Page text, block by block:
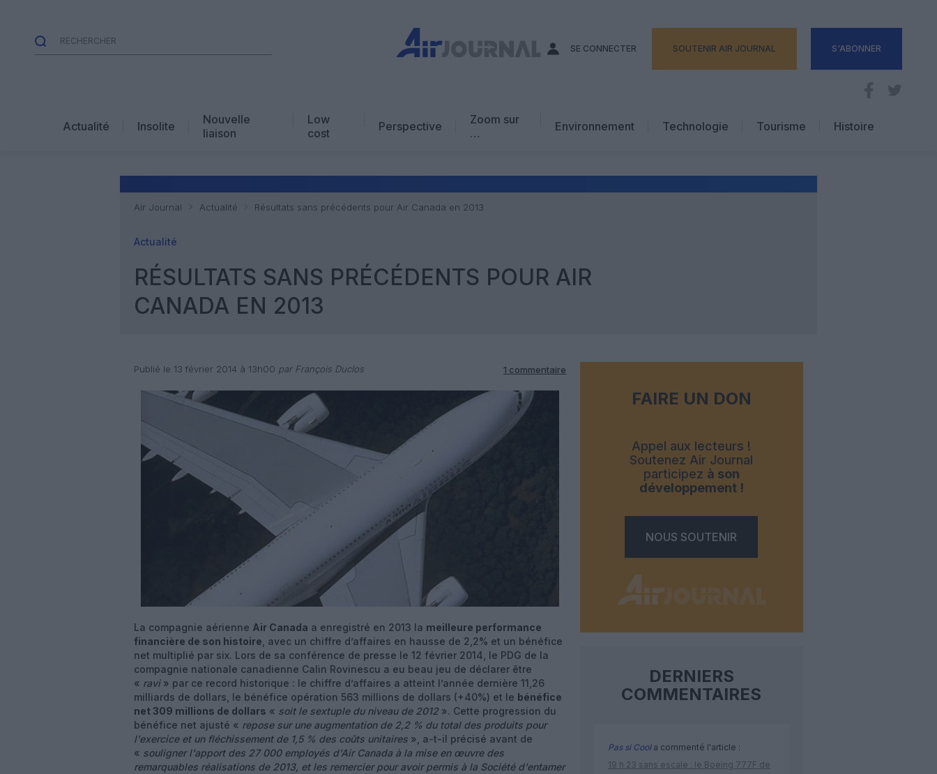
SE CONNECTER SOUTENIR AIR JOURNAL S'ABONNER
Actualité Insolite
Nouvelle
liaison
Low
cost
Perspective
Zoom sur
…
Avis d’expert
Environnement Technologie
Tourisme
Hôtellerie
Histoire
Air Journal Actualité Résultats sans précédents pour Air Canada en 2013
Actualité
RÉSULTATS SANS PRÉCÉDENTS POUR AIR
CANADA EN 2013
Publié le 13 février 2014 à 13h00 par François Duclos 1 commentaire
La compagnie aérienne Air Canada a enregistré en 2013 la meilleure performance
financière de son histoire , avec un chiffre d’affaires en hausse de 2,2% et un bénéfice
net multiplié par six. Lors de sa conférence de presse le 12 février 2014, le PDG de la
compagnie nationale canadienne Calin Rovinescu a eu beau jeu de déclarer être
« ravi» par ce record historique : le chiffre d’affaires a atteint l’année dernière 11,26
milliards de dollars, le bénéfice opération 563 millions de dollars (+40%) et le bénéfice
net 309 millions de dollars « soit le sextuple du niveau de 2012». Cette progression du
bénéfice net ajusté « repose sur une augmentation de 2,2 % du total des produits pour
l'exercice et un fléchissement de 1,5 % des coûts unitaires », a-t-il précisé avant de
« souligner l'apport des 27 000 employés d'Air Canada à la mise en œuvre des
remarquables réalisations de 2013, et les remercier pour avoir permis à la Société d'entamer
FAIRE UN DON
Appel aux lecteurs !
Soutenez Air Journal
participez à son
développement !
NOUS SOUTENIR
DERNIERS
COMMENTAIRES
Pas si Coola commenté l'article :
19 h 23 sans escale : le Boeing 777F de